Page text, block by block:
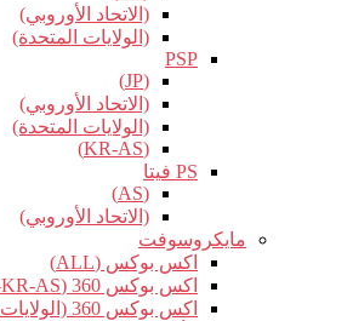
(الاتحاد الأوروبي)
(الولايات المتحدة)
PSP
(JP)
(الاتحاد الأوروبي)
(الولايات المتحدة)
(KR-AS)
PS فيتا
(AS)
(الاتحاد الأوروبي)
مايكروسوفت
اكس بوكس (ALL)
اكس بوكس 360 (JP-KR-AS)
اكس بوكس 360